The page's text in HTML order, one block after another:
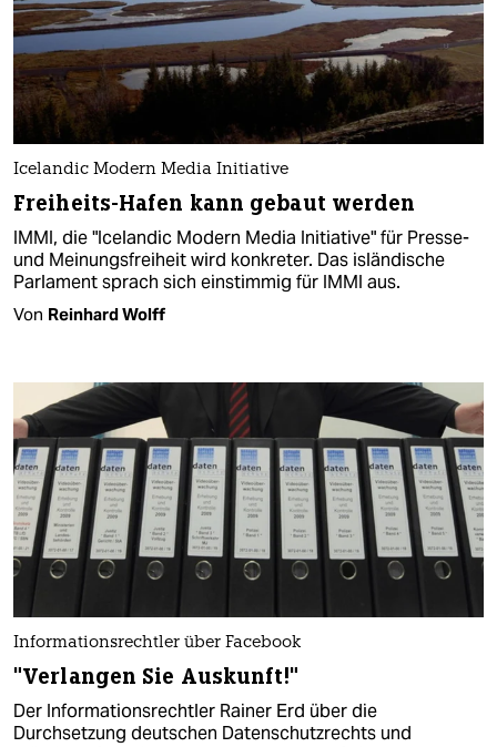
Icelandic Modern Media Initiative
Freiheits-Hafen kann gebaut werden
IMMI, die "Icelandic Modern Media Initiative" für Presse-
und Meinungsfreiheit wird konkreter. Das isländische
Parlament sprach sich einstimmig für IMMI aus.
Von Reinhard Wolff
Informationsrechtler über Facebook
"Verlangen Sie Auskunft!"
Der Informationsrechtler Rainer Erd über die
Durchsetzung deutschen Datenschutzrechts und